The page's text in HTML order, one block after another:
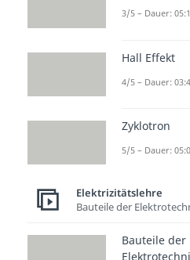
Der
schlichten
Linien
Symbole
3/5 – Dauer:
Hall Effekt
4/5 – Dauer:
Zyklotron
5/5 – Dauer:
Elektrizitätslehre
Bauteile der
Bauteile der